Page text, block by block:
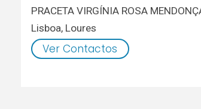
PRACETA VIRGÍNIA ROSA
Lisboa, Loures
Ver Contactos